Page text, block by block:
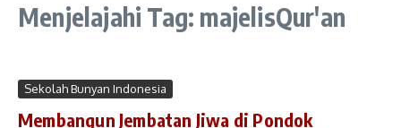
Menjelajahi Tag: majelisQur'an
Sekolah Bunyan Indonesia
Membangun Jembatan Jiwa di Pondok